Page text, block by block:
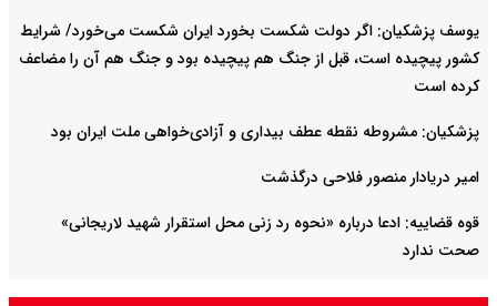
یوسف پزشکیان: اگر دولت شکست بخورد ایران شکست می‌خورد/ شرایط
کشور پیچیده است، قبل از جنگ هم پیچیده بود و جنگ هم آن را مضاعف‌
کرده است
پزشکیان: مشروطه نقطه عطف بیداری و آزادی‌خواهی ملت ایران بود
امیر دریادار منصور فلاحی درگذشت
قوه قضاییه: ادعا درباره «نحوه رد زنی محل استقرار شهید لاریجانی»
صحت ندارد
سرپرست وزارت دفاع: دست نیروهای مسلح برای پاسخ به تهدیدات پُر